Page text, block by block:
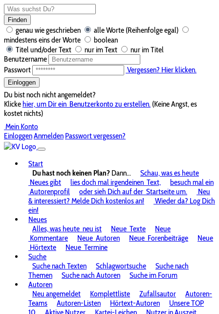
Finden
genau wie geschrieben
alle Worte (Reihenfolge egal)
mindestens eins der Worte
boolean
Titel und/oder Text
nur im Text
nur im Titel
Benutzername
Passwort
Vergessen? Hier klicken.
Einloggen
Du bist noch nicht angemeldet?
Klickehier, um Dir ein Benutzerkonto zu erstellen. (Keine Angst, es
kostet nichts)
Mein Konto
EinloggenAnmelden Passwort vergessen?
Start
Du hast noch keinen Plan? Dann...
Schau, was es heute
Neues gibt
lies doch mal irgendeinen Text,
besuch mal ein
Autorenprofil
oder sieh Dich auf der Startseite um.
Neu
& interessiert? Melde Dich kostenlos an!
Wieder da? Log Dich
ein!
Neues
Alles, was heute neu ist Neue Texte
Neue
Kommentare
Neue Autoren Neue Forenbeiträge
Neue
Hörtexte
Neue Termine
Suche
Suche nach Texten
Schlagwortsuche
Suche nach
Themen
Suche nach Autoren
Suche im Forum
Autoren
Neu angemeldet
Komplettliste Zufallsautor
Autoren-
Teams
Autoren-Listen Hörtext-Autoren
Unsere TOP